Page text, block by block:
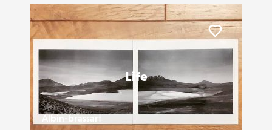
Life
Albin-brassart
Liker